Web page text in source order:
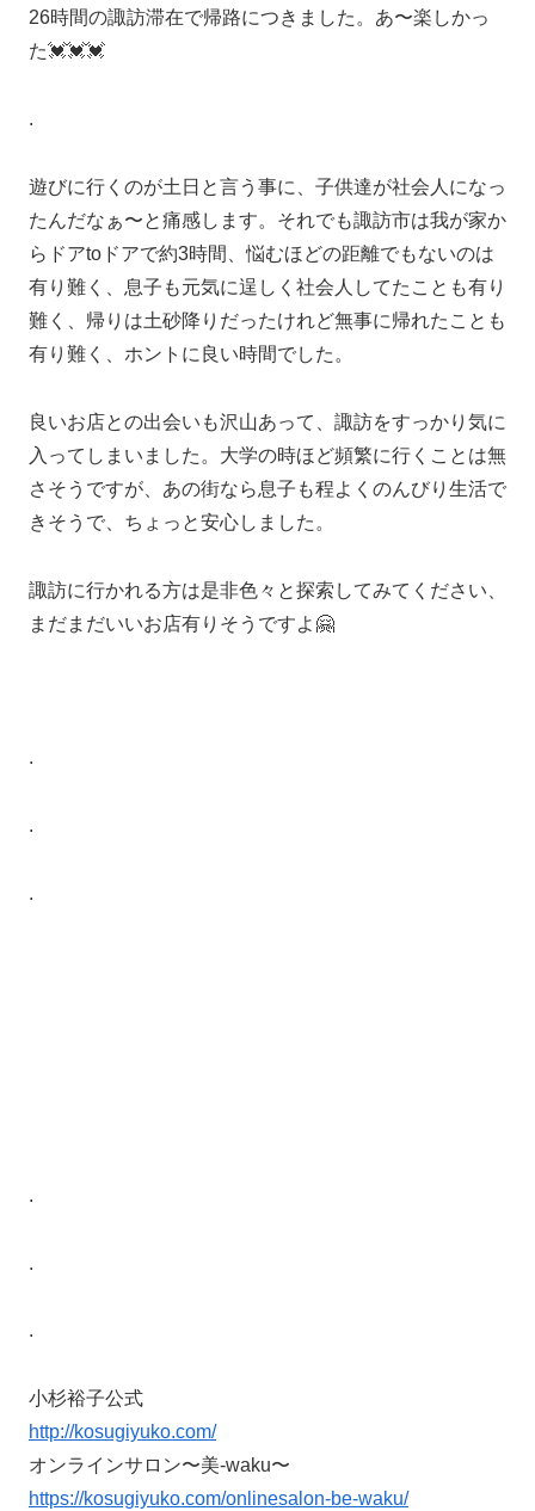
26時間の諏訪滞在で帰路につきました。あ〜楽しかっ
た💓💓💓
.
遊びに行くのが土日と言う事に、子供達が社会人になっ
たんだなぁ〜と痛感します。それでも諏訪市は我が家か
らドアtoドアで約3時間、悩むほどの距離でもないのは
有り難く、息子も元気に逞しく社会人してたことも有り
難く、帰りは土砂降りだったけれど無事に帰れたことも
有り難く、ホントに良い時間でした。
良いお店との出会いも沢山あって、諏訪をすっかり気に
入ってしまいました。大学の時ほど頻繁に行くことは無
さそうですが、あの街なら息子も程よくのんびり生活で
きそうで、ちょっと安心しました。
諏訪に行かれる方は是非色々と探索してみてください、
まだまだいいお店有りそうですよ🤗
.
.
.
.
.
.
小杉裕子公式
http://kosugiyuko.com/
オンラインサロン〜美-waku〜
https://kosugiyuko.com/onlinesalon-be-waku/